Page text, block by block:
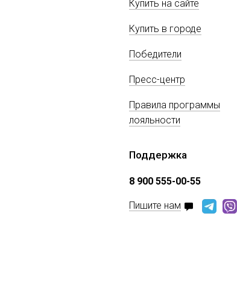
Купить на сайте
Купить в городе
Победители
Пресс-центр
Правила программы
лояльности
Поддержка
8 900 555-00-55
Пишите нам